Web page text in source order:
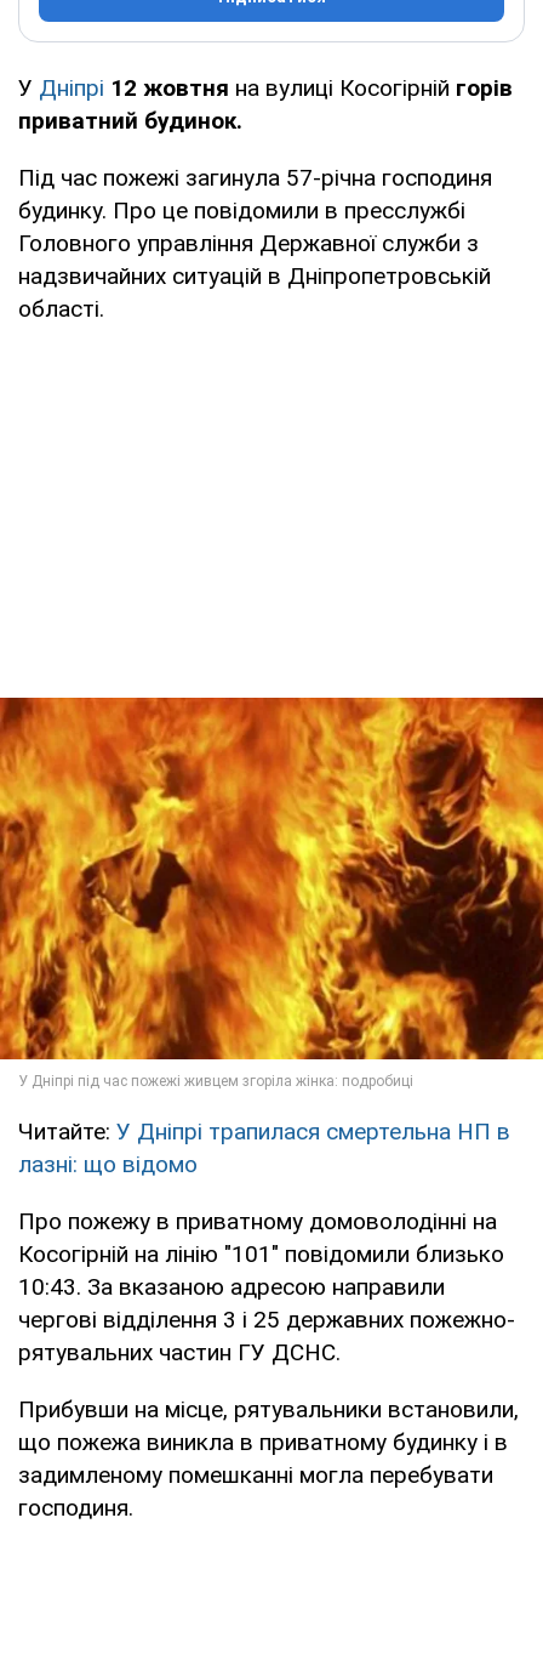
У Дніпрі 12 жовтня на вулиці Косогірній горів
приватний будинок.
Під час пожежі загинула 57-річна господиня
будинку. Про це повідомили в пресслужбі
Головного управління Державної служби з
надзвичайних ситуацій в Дніпропетровській
області.
Читайте: У Дніпрі трапилася смертельна НП в
лазні: що відомо
Про пожежу в приватному домоволодінні на
Косогірній на лінію "101" повідомили близько
10:43. За вказаною адресою направили
чергові відділення 3 і 25 державних пожежно-
рятувальних частин ГУ ДСНС.
Прибувши на місце, рятувальники встановили,
що пожежа виникла в приватному будинку і в
задимленому помешканні могла перебувати
господиня.